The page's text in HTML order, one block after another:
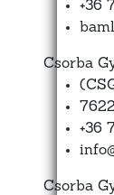
+36
Csorba
+36
Csorba